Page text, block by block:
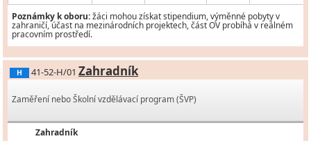
Poznámky k oboru:žáci mohou získat stipendium, výměnné pobyty v
zahraničí, účast na mezinárodních projektech, část OV probíhá v reálném
pracovním prostředí.
H 41-52-H/01 Zahradník
Zaměření nebo Školní vzdělávací program (ŠVP)
Zahradník